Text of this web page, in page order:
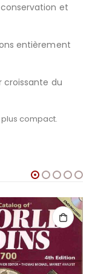
et
entièrement
croissante du
compact.